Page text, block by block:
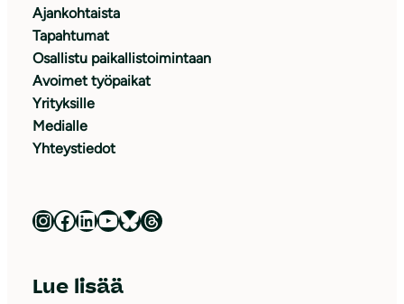
Ajankohtaista
Tapahtumat
Osallistu paikallistoimintaan
Avoimet työpaikat
Yrityksille
Medialle
Yhteystiedot
Luonnonsuojeluliitto Instagramissa Luonnonsuojeluliitto Facebookissa Luonnonsuojeluliitto LinkedInissä Luonnonsuojeluliiton YouTube-kanava Luonnonsuojeluliitto Blueskyssa Luonnonsuojeluliitto Threadsissa
Lue lisää